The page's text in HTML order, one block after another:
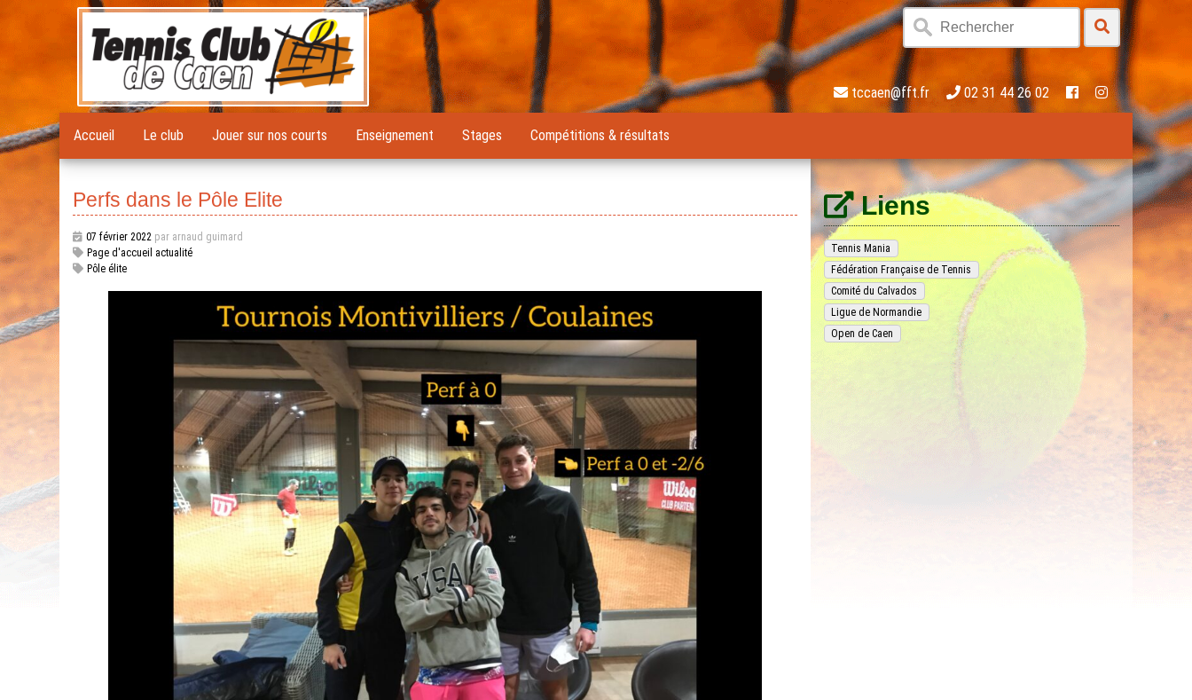
tccaen@fft.fr 02 31 44 26 02
Accueil Le club Jouer sur nos courts Enseignement Stages Compétitions & résultats
Perfs dans le Pôle Elite
07 février 2022 par arnaud guimard
Page d'accueil actualité
Pôle élite
Liens
Tennis Mania
Fédération Française de Tennis
Comité du Calvados
Ligue de Normandie
Open de Caen